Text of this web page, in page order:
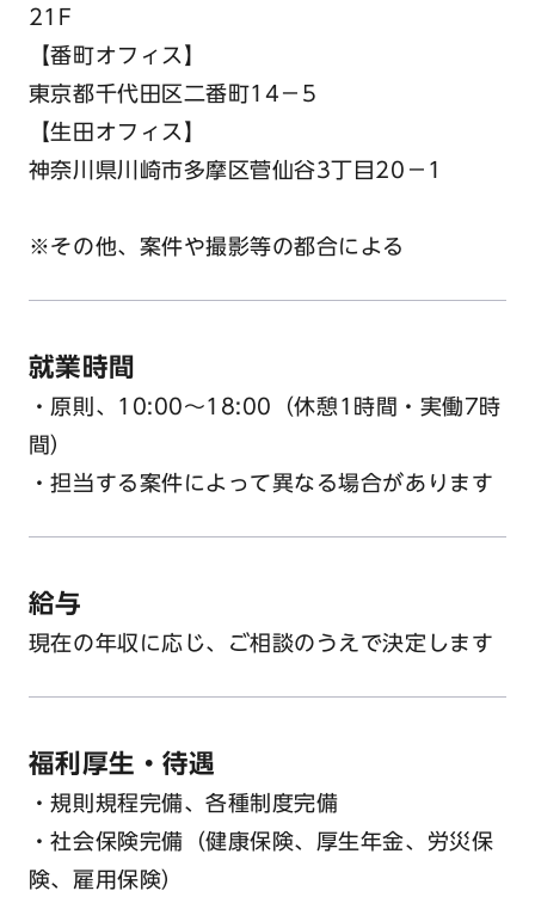
21F
【番町オフィス】
東京都千代田区二番町14−5
【生田オフィス】
神奈川県川崎市多摩区菅仙谷3丁目20−1
※その他、案件や撮影等の都合による
就業時間
・原則、10:00～18:00（休憩1時間・実働7時
間）
・担当する案件によって異なる場合があります
給与
現在の年収に応じ、ご相談のうえで決定します
福利厚生・待遇
・規則規程完備、各種制度完備
・社会保険完備（健康保険、厚生年金、労災保
険、雇用保険）